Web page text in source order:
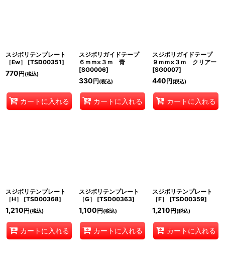
スジボリテンプレート
［Ew］
[TSD00351]
770 円 (税込)
カートに入れる
スジボリガイドテープ
６ｍｍ×３ｍ 青
[SG0006]
330 円 (税込)
カートに入れる
スジボリガイドテープ
９ｍｍ×３ｍ クリアー
[SG0007]
440 円 (税込)
カートに入れる
スジボリテンプレート
［H］
[TSD00368]
1,210 円 (税込)
カートに入れる
スジボリテンプレート
［G］
[TSD00363]
1,100 円 (税込)
カートに入れる
スジボリテンプレート
［F］
[TSD00359]
1,210 円 (税込)
カートに入れる